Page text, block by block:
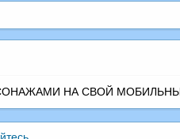
НА СВОЙ